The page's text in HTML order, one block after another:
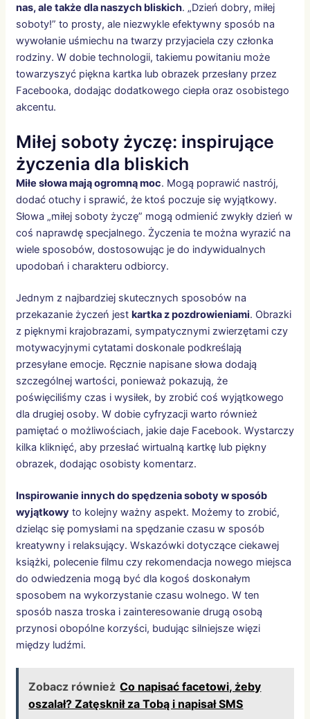
nas, ale także dla naszych bliskich. „Dzień dobry, miłej
soboty!” to prosty, ale niezwykle efektywny sposób na
wywołanie uśmiechu na twarzy przyjaciela czy członka
rodziny. W dobie technologii, takiemu powitaniu może
towarzyszyć piękna kartka lub obrazek przesłany przez
Facebooka, dodając dodatkowego ciepła oraz osobistego
akcentu.
Miłej soboty życzę: inspirujące
życzenia dla bliskich
Miłe słowa mają ogromną moc. Mogą poprawić nastrój,
dodać otuchy i sprawić, że ktoś poczuje się wyjątkowy.
Słowa „miłej soboty życzę” mogą odmienić zwykły dzień w
coś naprawdę specjalnego. Życzenia te można wyrazić na
wiele sposobów, dostosowując je do indywidualnych
upodobań i charakteru odbiorcy.
Jednym z najbardziej skutecznych sposobów na
przekazanie życzeń jest kartka z pozdrowieniami. Obrazki
z pięknymi krajobrazami, sympatycznymi zwierzętami czy
motywacyjnymi cytatami doskonale podkreślają
przesyłane emocje. Ręcznie napisane słowa dodają
szczególnej wartości, ponieważ pokazują, że
poświęciliśmy czas i wysiłek, by zrobić coś wyjątkowego
dla drugiej osoby. W dobie cyfryzacji warto również
pamiętać o możliwościach, jakie daje Facebook. Wystarczy
kilka kliknięć, aby przesłać wirtualną kartkę lub piękny
obrazek, dodając osobisty komentarz.
Inspirowanie innych do spędzenia soboty w sposób
wyjątkowyto kolejny ważny aspekt. Możemy to zrobić,
dzieląc się pomysłami na spędzanie czasu w sposób
kreatywny i relaksujący. Wskazówki dotyczące ciekawej
książki, polecenie filmu czy rekomendacja nowego miejsca
do odwiedzenia mogą być dla kogoś doskonałym
sposobem na wykorzystanie czasu wolnego. W ten
sposób nasza troska i zainteresowanie drugą osobą
przynosi obopólne korzyści, budując silniejsze więzi
między ludźmi.
Zobacz również Co napisać facetowi, żeby
oszalał? Zatęsknił za Tobą i napisał SMS